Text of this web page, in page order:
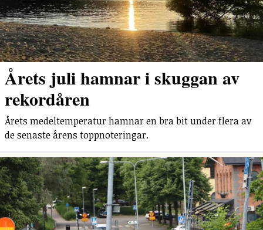
Årets juli hamnar i skuggan av
rekordåren
Årets medeltemperatur hamnar en bra bit under flera av
de senaste årens toppnoteringar.